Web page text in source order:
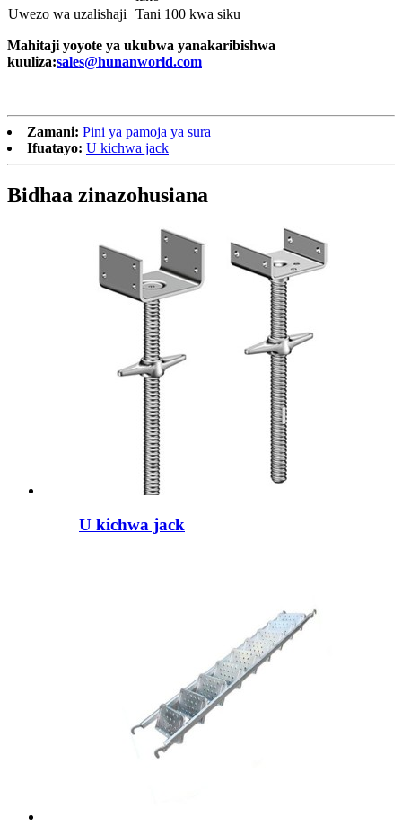
Uwezo wa uzalishaji
Tani 100 kwa siku
Mahitaji yoyote ya ukubwa yanakaribishwa
kuuliza:sales@hunanworld.com
Zamani: Pini ya pamoja ya sura
Ifuatayo: U kichwa jack
Bidhaa zinazohusiana
U kichwa jack